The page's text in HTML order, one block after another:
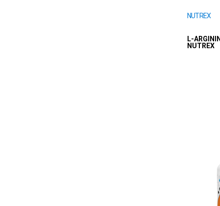
NUTREX
L-
NUTREX